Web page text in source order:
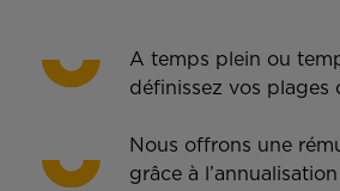
A temps plein ou
définissez vos plages
Nous offrons une
grâce à